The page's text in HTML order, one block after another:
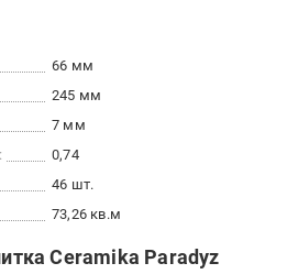
66 мм
245 мм
7 мм
0,74
46 шт.
73,26 кв.м
Ceramika Paradyz